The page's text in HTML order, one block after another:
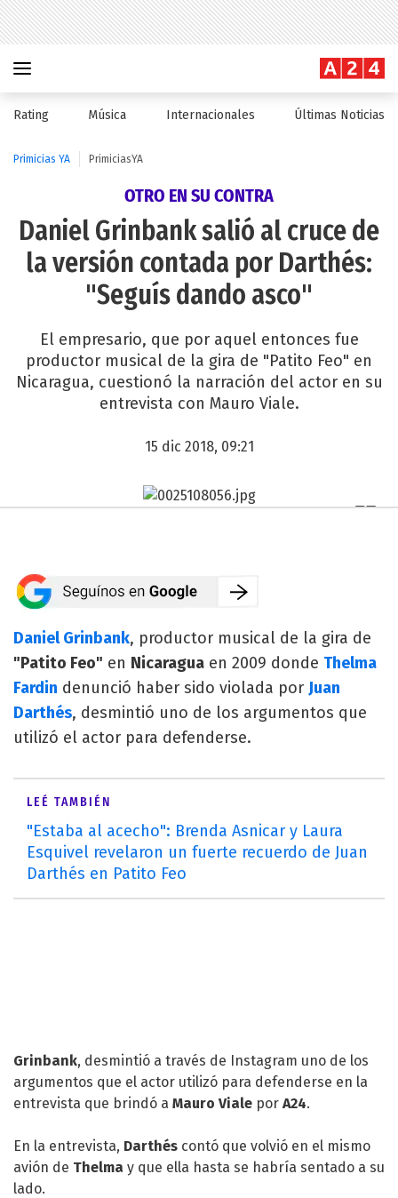
Rating Música Internacionales Últimas Noticias
Primicias YA PrimiciasYA
OTRO EN SU CONTRA
Daniel Grinbank salió al cruce de
la versión contada por Darthés:
"Seguís dando asco"
El empresario, que por aquel entonces fue
productor musical de la gira de "Patito Feo" en
Nicaragua, cuestionó la narración del actor en su
entrevista con Mauro Viale.
15 dic 2018, 09:21
Daniel Grinbank, productor musical de la gira de
"Patito Feo" en Nicaragua en 2009 donde Thelma
Fardin denunció haber sido violada por Juan
Darthés, desmintió uno de los argumentos que
utilizó el actor para defenderse.
LEÉ TAMBIÉN
"Estaba al acecho": Brenda Asnicar y Laura
Esquivel revelaron un fuerte recuerdo de Juan
Darthés en Patito Feo
Grinbank, desmintió a través de Instagram uno de los
argumentos que el actor utilizó para defenderse en la
entrevista que brindó a Mauro Viale por A24.
En la entrevista, Darthés contó que volvió en el mismo
avión de Thelma y que ella hasta se habría sentado a su
lado.